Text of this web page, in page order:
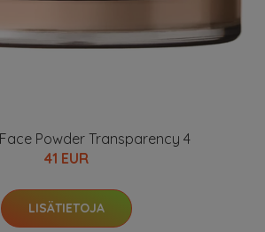
Powder Transparency 4
41 EUR
LISÄTIETOJA